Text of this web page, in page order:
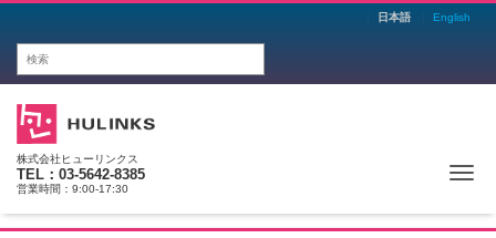
日本語 English
株式会社ヒューリンクス
TEL：03-5642-8385
営業時間：9:00-17:30